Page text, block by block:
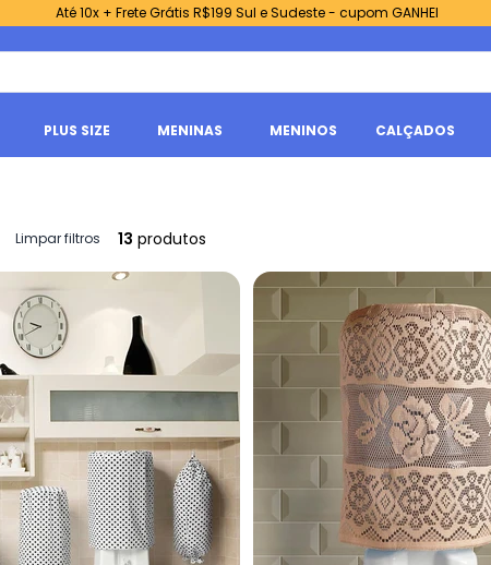
Até 10x + Frete Grátis R$199 Sul e Sudeste - cupom GANHEI
PLUS SIZE MENINAS MENINOS CALÇADOS
Limpar filtros 13 produtos